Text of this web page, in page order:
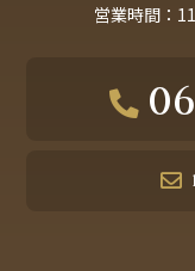
営業時間：